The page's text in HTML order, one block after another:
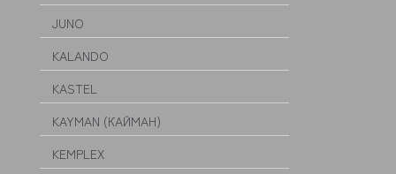
JUNO
KALANDO
KASTEL
KAYMAN (КАЙМАН)
KEMPLEX